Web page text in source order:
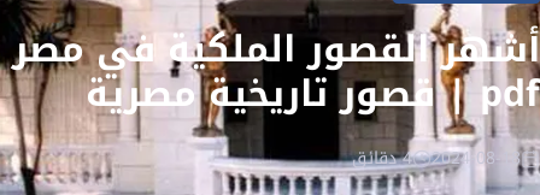
أشهر القصور الملكية في مصر
pdf | قصور تاريخية مصرية
2024-08-18 4 دقائق